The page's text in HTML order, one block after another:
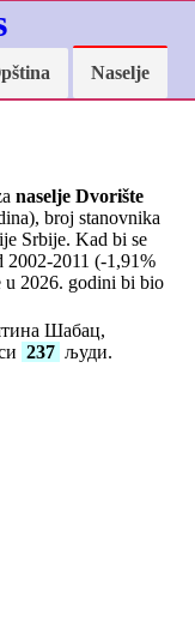
Naselje
naselje Dvorište
broj stanovnika
Srbije. Kad bi se
2002-2011 (-1,91%
u 2026. godini bi bio
Шабац,
237 људи.